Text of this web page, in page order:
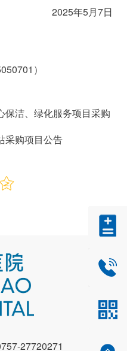
2025年5月7日
）
保洁、绿化服务项目采购
采购项目公告
27720271
0757-